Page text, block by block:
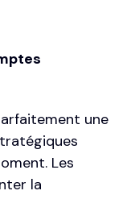
une
Les
la